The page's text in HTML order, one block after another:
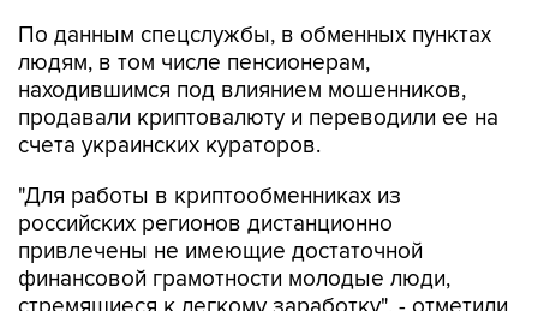
По данным спецслужбы, в обменных пунктах
людям, в том числе пенсионерам,
находившимся под влиянием мошенников,
продавали криптовалюту и переводили ее на
счета украинских кураторов.
"Для работы в криптообменниках из
российских регионов дистанционно
привлечены не имеющие достаточной
финансовой грамотности молодые люди,